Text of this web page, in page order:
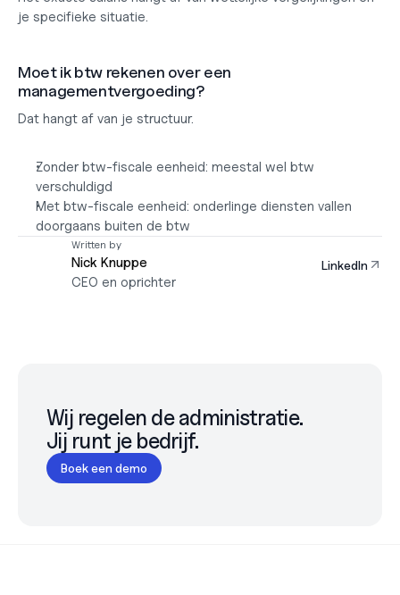
je specifieke situatie.
Moet ik btw rekenen over een
managementvergoeding?
Dat hangt af van je structuur.
Zonder btw-fiscale eenheid: meestal wel btw
verschuldigd
Met btw-fiscale eenheid: onderlinge diensten vallen
doorgaans buiten de btw
Written by
Nick Knuppe
CEO en oprichter
LinkedIn
Wij regelen de administratie.
Jij runt je bedrijf.
Boek een demo